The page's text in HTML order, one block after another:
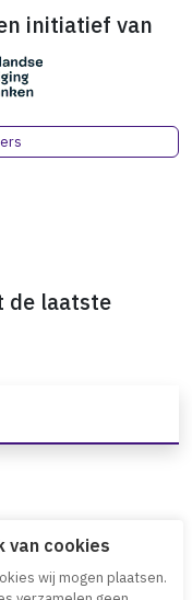
initiatief van
de laatste
van cookies
wij mogen plaatsen.